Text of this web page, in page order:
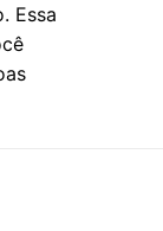
Essa